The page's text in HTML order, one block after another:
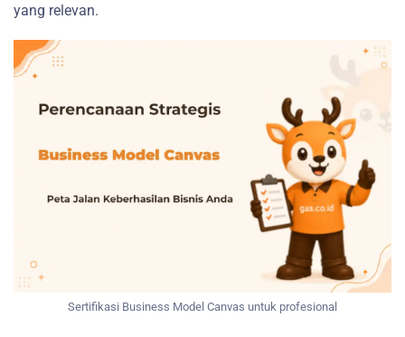
yang relevan.
Sertifikasi Business Model Canvas untuk profesional